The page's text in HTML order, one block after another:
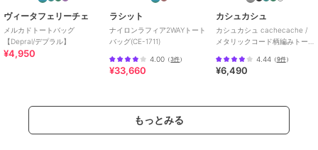
ヴィータフェリーチェ
メルカドトートバッグ
【Depral/デプラル】
¥4,950
ラシット
ナイロンラフィア2WAYトート
バッグ(CE-1711)
4.00 （3件）
¥33,660
カシュカシュ
カシュカシュ cachecache /
メタリックコード柄編みトー
4.44 （9件）
¥6,490
もっとみる